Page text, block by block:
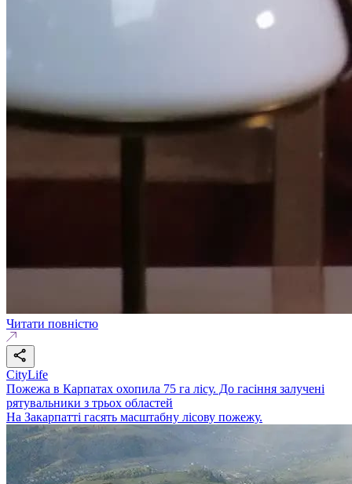
Читати повністю
CityLife
Пожежа в Карпатах охопила 75 га лісу. До гасіння залучені
рятувальники з трьох областей
На Закарпатті гасять масштабну лісову пожежу.